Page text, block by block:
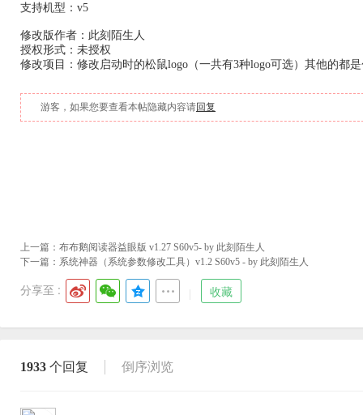
支持机型：v5
修改版作者：此刻陌生人
授权形式：未授权
修改项目：修改启动时的松鼠logo（一共有3种logo可选）其他的都
游客，如果您要查看本帖隐藏内容请回复
上一篇： 布布鹅阅读器益眼版 v1.27 S60v5- by 此刻陌生人
下一篇： 系统神器（系统参数修改工具）v1.2 S60v5 - by 此刻陌生人
分享至 : 收藏
1933 个回复 倒序浏览